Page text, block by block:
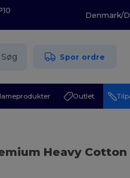
Denmark/
Søg Spor ordre
Outlet
Heavy Cotton